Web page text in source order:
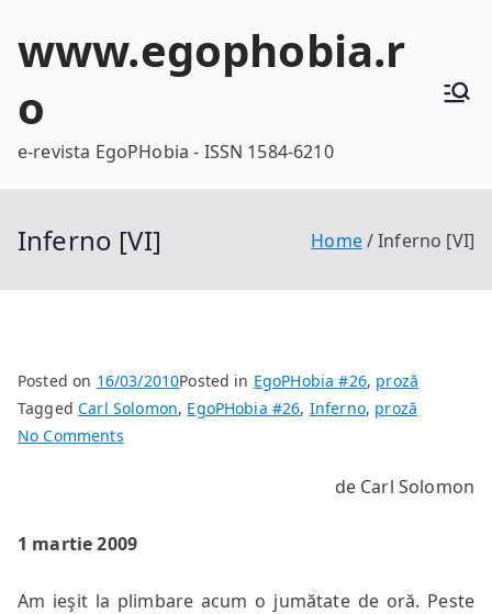
www.egophobia.r
o
e-revista EgoPHobia - ISSN 1584-6210
Inferno [VI] Home Inferno [VI]
Posted on 16/03/2010Posted in EgoPHobia #26, proză
TaggedCarl Solomon, EgoPHobia #26, Inferno, proză
No Commentson
de Carl Solomon
1 martie 2009
Am ieşit la plimbare acum o jumătate de oră. Peste